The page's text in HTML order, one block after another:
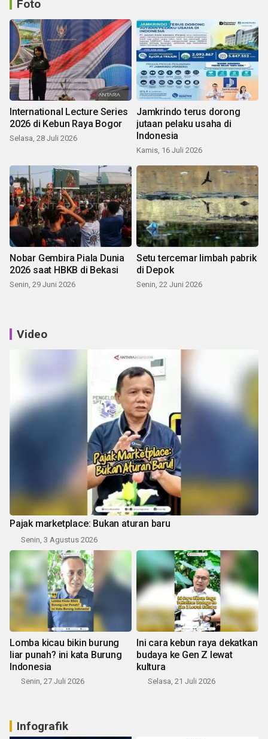
Foto
International Lecture Series
2026 di Kebun Raya Bogor
Selasa, 28 Juli 2026
Jamkrindo terus dorong
jutaan pelaku usaha di
Indonesia
Kamis, 16 Juli 2026
Nobar Gembira Piala Dunia
2026 saat HBKB di Bekasi
Senin, 29 Juni 2026
Setu tercemar limbah pabrik
di Depok
Senin, 22 Juni 2026
Video
Pajak marketplace: Bukan aturan baru
Senin, 3 Agustus 2026
Lomba kicau bikin burung
liar punah? ini kata Burung
Indonesia
Senin, 27 Juli 2026
Ini cara kebun raya dekatkan
budaya ke Gen Z lewat
kultura
Selasa, 21 Juli 2026
Infografik